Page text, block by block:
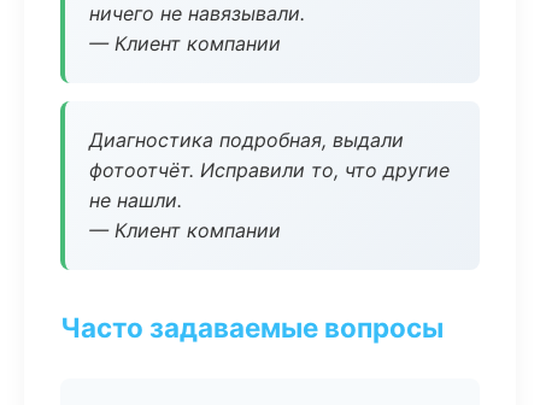
ничего не навязывали.
— Клиент компании
Диагностика подробная, выдали
фотоотчёт. Исправили то, что другие
не нашли.
— Клиент компании
Часто задаваемые вопросы